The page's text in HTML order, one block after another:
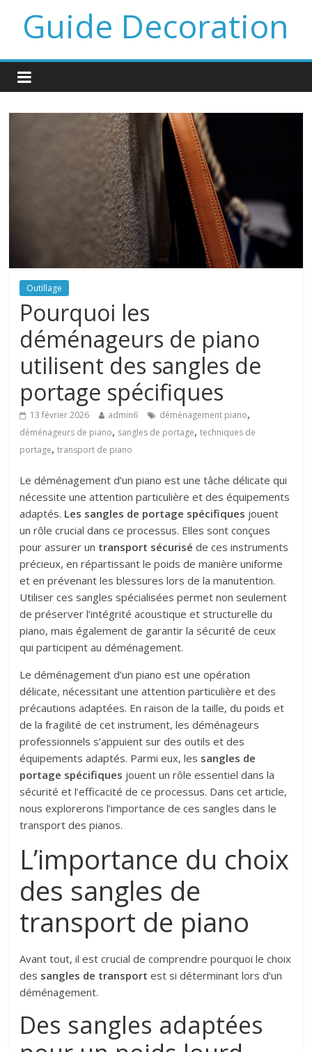
Guide Decoration
Outillage
Pourquoi les
déménageurs de piano
utilisent des sangles de
portage spécifiques
13 février 2026 admin6 déménagement piano,
déménageurs de piano, sangles de portage,techniques de
portage,transport de piano
Le déménagement d’un piano est une tâche délicate qui
nécessite une attention particulière et des équipements
adaptés. Les sangles de portage spécifiques jouent
un rôle crucial dans ce processus. Elles sont conçues
pour assurer un transport sécurisé de ces instruments
précieux, en répartissant le poids de manière uniforme
et en prévenant les blessures lors de la manutention.
Utiliser ces sangles spécialisées permet non seulement
de préserver l’intégrité acoustique et structurelle du
piano, mais également de garantir la sécurité de ceux
qui participent au déménagement.
Le déménagement d’un piano est une opération
délicate, nécessitant une attention particulière et des
précautions adaptées. En raison de la taille, du poids et
de la fragilité de cet instrument, les déménageurs
professionnels s’appuient sur des outils et des
équipements adaptés. Parmi eux, les sangles de
portage spécifiques jouent un rôle essentiel dans la
sécurité et l’efficacité de ce processus. Dans cet article,
nous explorerons l’importance de ces sangles dans le
transport des pianos.
L’importance du choix
des sangles de
transport de piano
Avant tout, il est crucial de comprendre pourquoi le choix
des sangles de transport est si déterminant lors d’un
déménagement.
Des sangles adaptées